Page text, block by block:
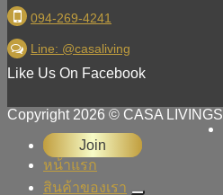
094-269-4241
Line: @casaliving
Like Us On Facebook
Copyright 2026 © CASA LIVINGS
Join
หน้าแรก
สินค้าของเรา